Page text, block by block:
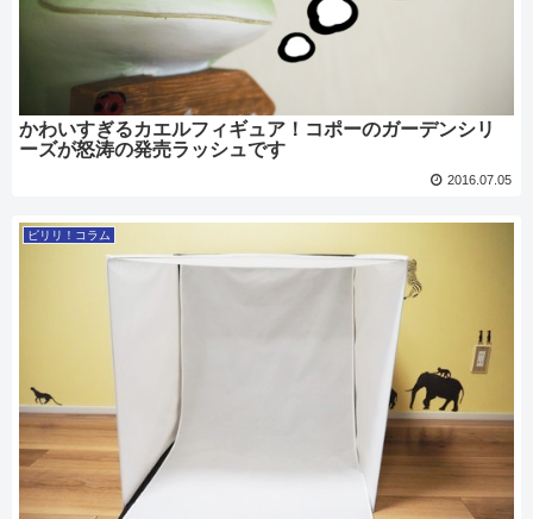
かわいすぎるカエルフィギュア！コポーのガーデンシリ
ーズが怒涛の発売ラッシュです
2016.07.05
ピリリ！コラム